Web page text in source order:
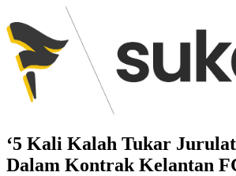
‘5 Kali Kalah Tukar
Dalam Kontrak Kelantan